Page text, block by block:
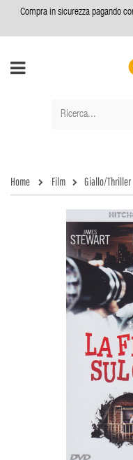
Compra in sicurezza pagando
Home Film Giallo/Thriller